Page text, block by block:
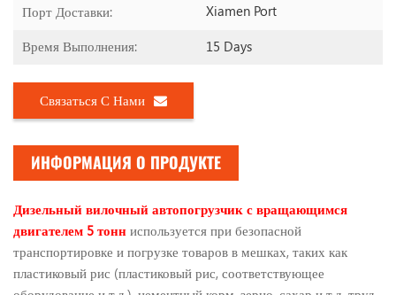
Порт Доставки: Xiamen Port
Время Выполнения: 15 Days
Связаться С Нами
ИНФОРМАЦИЯ О ПРОДУКТЕ
Дизельный вилочный автопогрузчик с вращающимся
двигателем 5 тонн используется при безопасной
транспортировке и погрузке товаров в мешках, таких как
пластиковый рис (пластиковый рис, соответствующее